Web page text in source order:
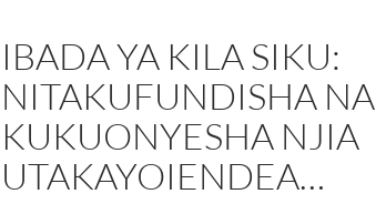
IBADA YA KILA SIKU:
NITAKUFUNDISHA NA
KUKUONYESHA NJIA
UTAKAYOIENDEA…